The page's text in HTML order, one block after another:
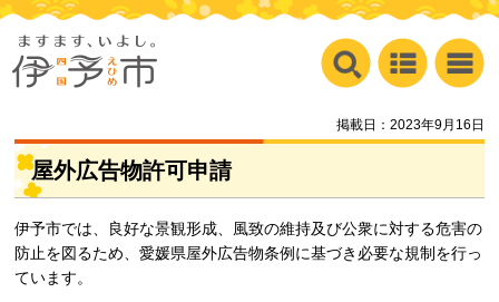
掲載日：2023年9月16日
屋外広告物許可申請
伊予市では、良好な景観形成、風致の維持及び公衆に対する危害の
防止を図るため、愛媛県屋外広告物条例に基づき必要な規制を行っ
ています。